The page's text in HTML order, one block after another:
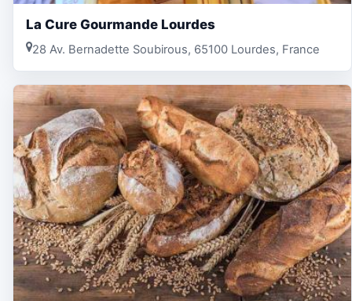
La Cure Gourmande Lourdes
28 Av. Bernadette Soubirous, 65100 Lourdes, France